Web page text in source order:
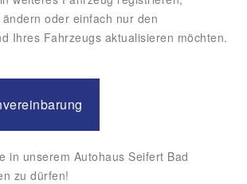
oder einfach nur den
Ihres Fahrzeugs aktualisieren möchten.
in unserem Autohaus Seifert Bad
zu dürfen!